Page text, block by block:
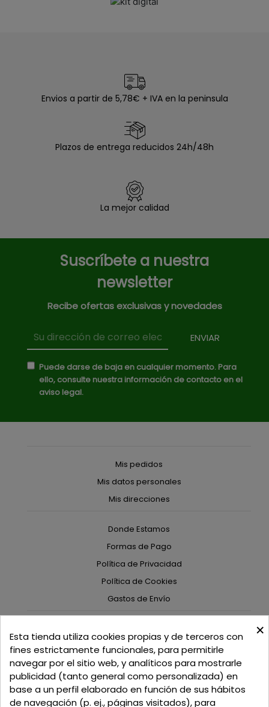
Envios a partir de 5,78€ + IVA en la peninsula
Plazos de entrega reducidos 24h/48h
La mejor calidad
Suscríbete a nuestra
newsletter
Recibe ofertas exclusivas y novedades
Puede darse de baja en cualquier momento. Para
ello, consulte nuestra información de contacto en el
aviso legal.
Mis pedidos
Mis datos personales
Mis direcciones
Donde Estamos
Formas de Pago
Política de Privacidad
Política de Cookies
Gastos de Envío
C/ Delgadillo Nº 7 - Local 1 - 45600
Talavera de la Reina - Toledo - (España)
Llamadnos:+34 925 82 02 19 o625 654 791
Email: curtidosytapicerias@gmail.com
×
Esta tienda utiliza cookies propias y de terceros con
fines estrictamente funcionales, para permitirle
navegar por el sitio web, y analíticos para mostrarle
publicidad (tanto general como personalizada) en
base a un perfil elaborado en función de sus hábitos
de navegación (p. ej., páginas visitados), para